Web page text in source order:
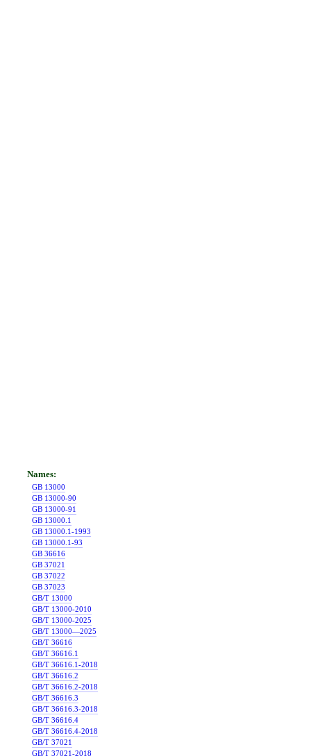
GB 13000
GB 13000-90
GB 13000-91
GB 13000.1
GB 13000.1-1993
GB 13000.1-93
GB 36616
GB 37021
GB 37022
GB 37023
GB/T 13000
GB/T 13000-2010
GB/T 13000-2025
GB/T 13000—2025
GB/T 36616
GB/T 36616.1
GB/T 36616.1-2018
GB/T 36616.2
GB/T 36616.2-2018
GB/T 36616.3
GB/T 36616.3-2018
GB/T 36616.4
GB/T 36616.4-2018
GB/T 37021
GB/T 37021-2018